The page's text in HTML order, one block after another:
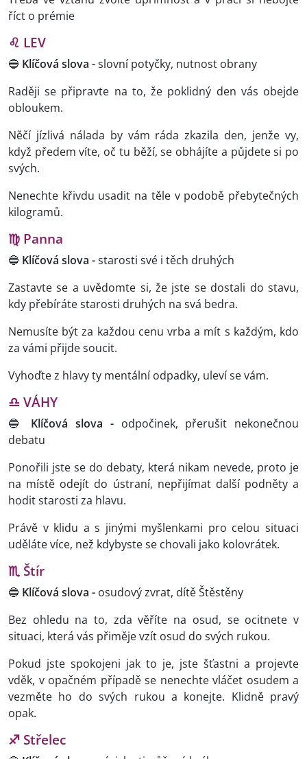
říct o prémie
♌ LEV
🔵 Klíčová slova -slovní potyčky, nutnost obrany
Raději se připravte na to, že poklidný den vás obejde
obloukem.
Něčí jízlivá nálada by vám ráda zkazila den, jenže vy,
když předem víte, oč tu běží, se obhájíte a půjdete si po
svých.
Nenechte křivdu usadit na těle v podobě přebytečných
kilogramů.
♍ Panna
🔵 Klíčová slova -starosti své i těch druhých
Zastavte se a uvědomte si, že jste se dostali do stavu,
kdy přebíráte starosti druhých na svá bedra.
Nemusíte být za každou cenu vrba a mít s každým, kdo
za vámi přijde soucit.
Vyhoďte z hlavy ty mentální odpadky, uleví se vám.
♎ VÁHY
🔵 Klíčová slova - odpočinek, přerušit nekonečnou
debatu
Ponořili jste se do debaty, která nikam nevede, proto je
na místě odejít do ústraní, nepřijímat další podněty a
hodit starosti za hlavu.
Právě v klidu a s jinými myšlenkami pro celou situaci
uděláte více, než kdybyste se chovali jako kolovrátek.
♏ Štír
🔵 Klíčová slova - osudový zvrat, dítě Štěstěny
Bez ohledu na to, zda věříte na osud, se ocitnete v
situaci, která vás přiměje vzít osud do svých rukou.
Pokud jste spokojeni jak to je, jste šťastni a projevte
vděk, v opačném případě se nenechte vláčet osudem a
vezměte ho do svých rukou a konejte. Klidně pravý
opak.
♐ Střelec